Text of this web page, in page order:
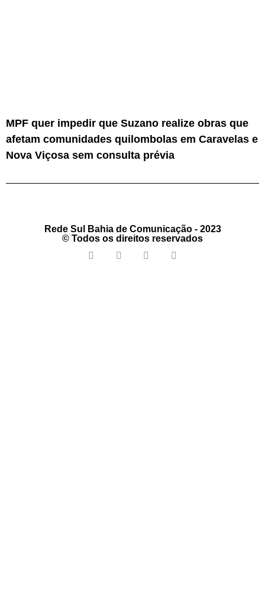
MPF quer impedir que Suzano realize obras que
afetam comunidades quilombolas em Caravelas e
Nova Viçosa sem consulta prévia
Rede Sul Bahia de Comunicação - 2023
© Todos os direitos reservados